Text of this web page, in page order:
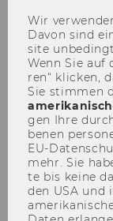
Par­ti­al
Wir
Davon sind
site
Wenn Sie auf
ren“ kli­cken,
Sie stim­men
gen Ihre
be­nen
EU-​
mehr. Sie
te bis keine
den USA und